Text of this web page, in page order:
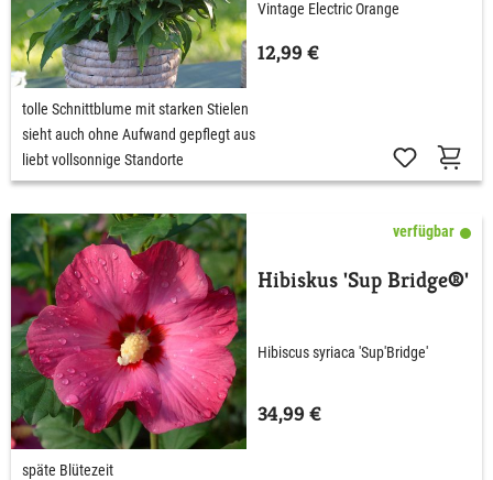
Vintage Electric Orange
12,99 €
tolle Schnittblume mit starken Stielen
sieht auch ohne Aufwand gepflegt aus
liebt vollsonnige Standorte
verfügbar
Hibiskus 'Sup Bridge®'
Hibiscus syriaca 'Sup'Bridge'
34,99 €
späte Blütezeit